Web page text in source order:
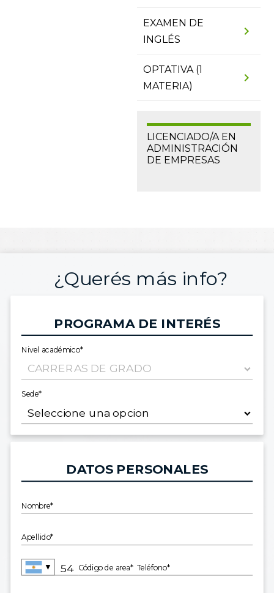
EXAMEN DE
INGLÉS
chevron_right
OPTATIVA (1
MATERIA)
chevron_right
LICENCIADO/A EN
ADMINISTRACIÓN
DE EMPRESAS
¿Querés más info?
PROGRAMA DE INTERÉS
Nivel académico*
Sede*
DATOS PERSONALES
Nombre*
Apellido*
▼ Código de area* Teléfono*